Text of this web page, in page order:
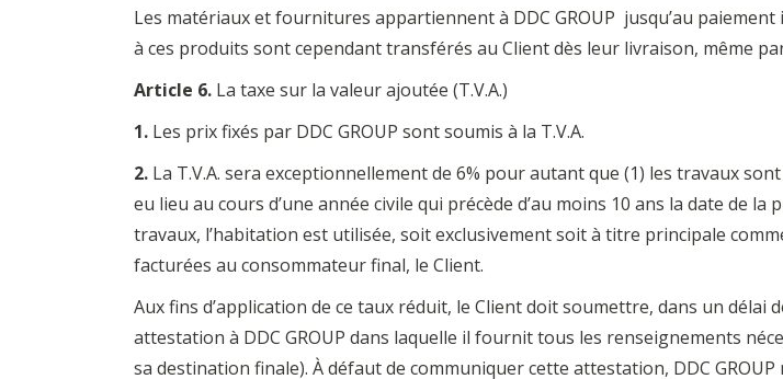
Les matériaux et fournitures appartiennent à DDC GROUP jusqu’au
à ces produits sont cependant transférés au Client dès leur livraison, même
Article 6. La taxe sur la valeur ajoutée (T.V.A.)
1. Les prix fixés par DDC GROUP sont soumis à la T.V.A.
2. La T.V.A. sera exceptionnellement de 6% pour autant que (1) les travaux
eu lieu au cours d’une année civile qui précède d’au moins 10 ans la date de
travaux, l’habitation est utilisée, soit exclusivement soit à titre principale
facturées au consommateur final, le Client.
Aux fins d’application de ce taux réduit, le Client doit soumettre, dans un
attestation à DDC GROUP dans laquelle il fournit tous les renseignements
sa destination finale). À défaut de communiquer cette attestation, DDC GROUP